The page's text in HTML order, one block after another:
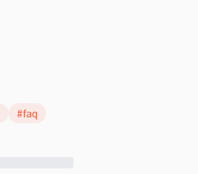
#faq